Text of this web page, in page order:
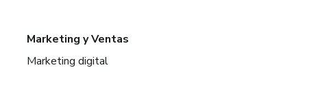
Marketing y Ventas
Marketing digital